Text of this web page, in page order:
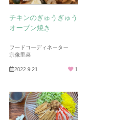
チキンのぎゅうぎゅう
オーブン焼き
フードコーディネーター
宗像里菜
2022.9.21 1